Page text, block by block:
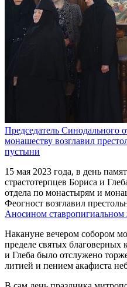
Председатель Синодального
монашеству возглавил
пустыни
15 мая 2023 года, в день
страстотерпцев Бориса и
отдела по монастырям и
Феогност возглавил
Аносином
Накануне вечером собором
пределе святых благоверных
и Глеба было отслужено
литией и пением акафиста